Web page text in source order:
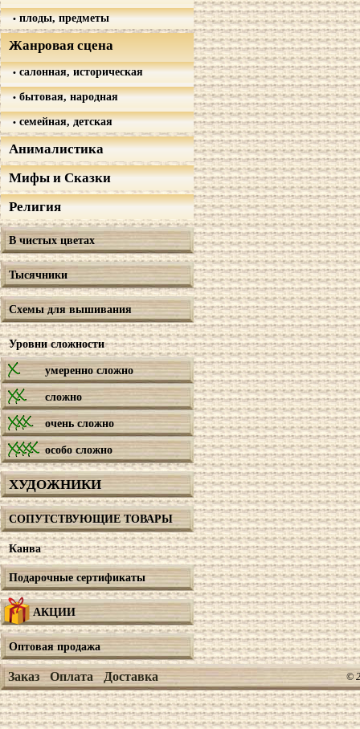
плоды, предметы
Жанровая сцена
салонная, историческая
бытовая, народная
семейная, детская
Анималистика
Мифы и Сказки
Религия
В чистых цветах
Тысячники
Схемы для вышивания
Уровни сложности
умеренно сложно
сложно
очень сложно
особо сложно
ХУДОЖНИКИ
СОПУТСТВУЮЩИЕ ТОВАРЫ
Канва
Подарочные сертификаты
АКЦИИ
Оптовая продажа
Заказ Оплата Доставка ©